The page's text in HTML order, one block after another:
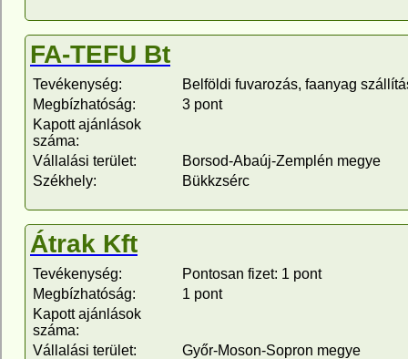
FA-TEFU Bt
Tevékenység:
Belföldi fuvarozás, faanyag
Megbízhatóság:
3 pont
Kapott ajánlások
száma:
Vállalási terület:
Borsod-Abaúj-Zemplén megye
Székhely:
Bükkzsérc
Átrak Kft
Tevékenység:
Pontosan fizet: 1 pont
Megbízhatóság:
1 pont
Kapott ajánlások
száma:
Vállalási terület:
Győr-Moson-Sopron megye